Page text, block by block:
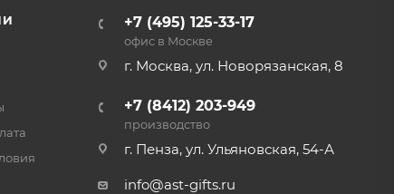
+7 (495) 125-33-17
офис в Москве
г. Москва, ул. Новорязанская, 8
+7 (8412) 203-949
производство
г. Пенза, ул. Ульяновская, 54-А
info@ast-gifts.ru